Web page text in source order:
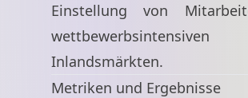
Einstellung von
wettbewerbsintensiven
Inlandsmärkten.
Metriken und Ergebnisse